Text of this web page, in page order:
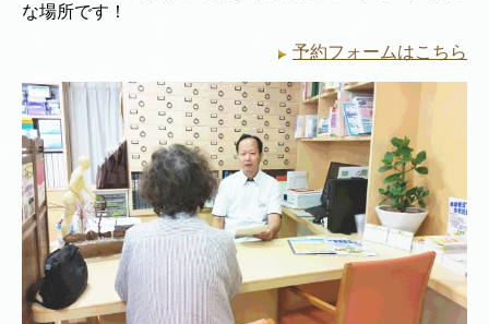
な場所です！
予約フォームはこちら